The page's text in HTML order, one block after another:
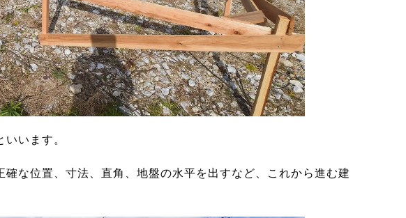
います。
な位置、寸法、直角、地盤の水平を出すなど、これから進む建